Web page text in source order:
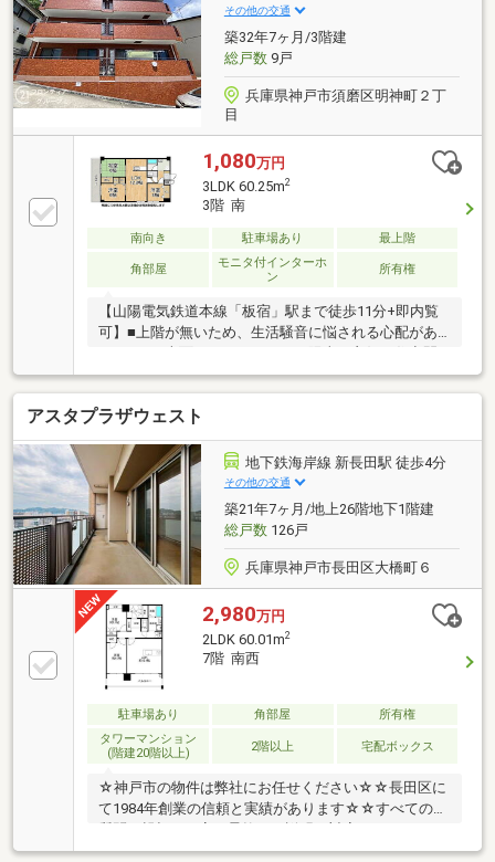
その他の交通
築32年7ヶ月/3階建
総戸数9戸
兵庫県神戸市須磨区明神町２丁
目
1,080万円
3LDK 60.25m2
3階 南
南向き 駐車場あり 最上階
角部屋
モニタ付インターホ
ン
所有権
【山陽電気鉄道本線「板宿」駅まで徒歩11分+即内覧
可】■上階が無いため、生活騒音に悩される心配があ
独立洗面所やシステムキッチンなど設備充実
アスタプラザウェスト
地下鉄海岸線 新長田駅 徒歩4分
その他の交通
築21年7ヶ月/地上26階地下1階建
総戸数126戸
兵庫県神戸市長田区大橋町６
2,980万円
2LDK 60.01m2
7階 南西
駐車場あり 角部屋
所有権
タワーマンション
(階建20階以上)
2階以上 宅配ボックス
☆神戸市の物件は弊社にお任せください☆☆長田区に
て1984年創業の信頼と実績があります☆☆すべてのご
す☆月々のお支払例やオススメポイントはこちら↓↓↓■